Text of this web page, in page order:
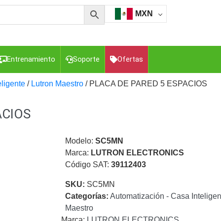
MXN
Entrenamiento Soporte Ofertas
para Computadora y Smartphones
y Brackets para CámarasPartes o
Transceptores de Video
Cable Coaxial y ConectoresCables Armados -
Para Alimentación y Electricidad
RG59 Tipo
/ Lutron Maestro / PLACA DE PARED 5 ESPACIOS
Modelo: SC5MN
Marca: LUTRON ELECTRONICS
Código SAT: 39112403
SKU: SC5MN
Categorías: Automatización - Casa
Maestro